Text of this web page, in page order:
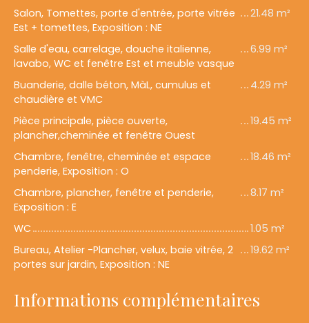
Salon, Tomettes, porte d'entrée, porte vitrée
Est + tomettes, Exposition : NE
21.48 m²
Salle d'eau, carrelage, douche italienne,
lavabo, WC et fenêtre Est et meuble vasque
6.99 m²
Buanderie, dalle béton, MàL, cumulus et
chaudière et VMC
4.29 m²
Pièce principale, pièce ouverte,
plancher,cheminée et fenêtre Ouest
19.45 m²
Chambre, fenêtre, cheminée et espace
penderie, Exposition : O
18.46 m²
Chambre, plancher, fenêtre et penderie,
Exposition : E
8.17 m²
WC
1.05 m²
Bureau, Atelier -Plancher, velux, baie vitrée, 2
portes sur jardin, Exposition : NE
19.62 m²
Informations complémentaires